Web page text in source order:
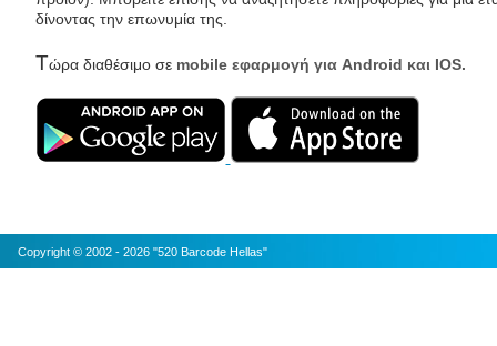
δίνοντας την επωνυμία της.
Τώρα διαθέσιμο σε mobile εφαρμογή για Android και IOS.
Copyright © 2002 - 2026 "520 Barcode Hellas"